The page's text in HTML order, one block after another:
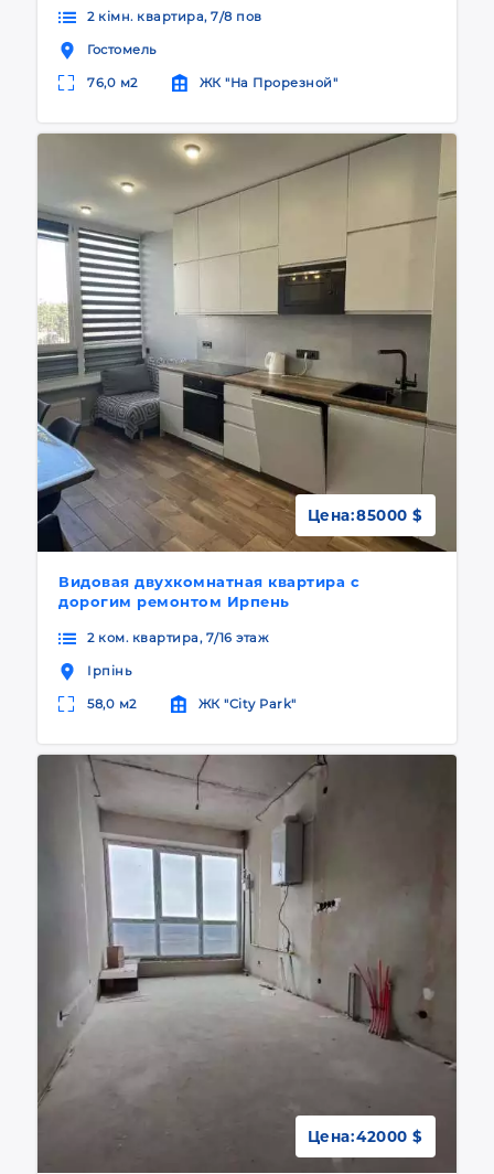
2 кімн. квартира, 7/8 пов
Гостомель
76,0 м2 ЖК "На Прорезной"
Видовая двухкомнатная квартира с
дорогим ремонтом Ирпень
Цена:85000 $
2 ком. квартира, 7/16 этаж
Ірпінь
58,0 м2 ЖК "City Park"
Цена:42000 $